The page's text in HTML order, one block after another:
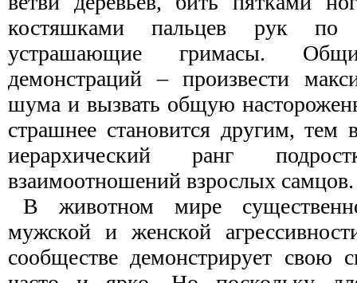
костяшками пальцев рук по
устрашающие гримасы.
демонстраций – произвести
шума и вызвать общую
страшнее становится другим,
иерархический ранг
взаимоотношений взрослых самцов.
В животном мире
мужской и женской
сообществе демонстрирует свою